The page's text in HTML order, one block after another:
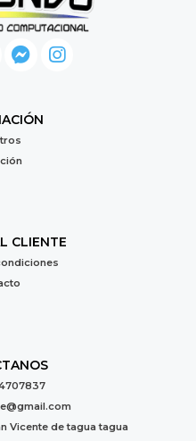
CLIENTE
Vicente de tagua tagua